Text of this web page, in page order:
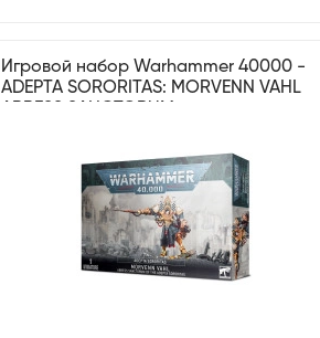
Игровой набор Warhammer 40000 -
ADEPTA SORORITAS: MORVENN VAHL